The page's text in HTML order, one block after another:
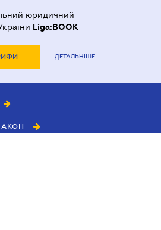
юридичний
Liga:BOOK
ДЕТАЛЬНІШЕ